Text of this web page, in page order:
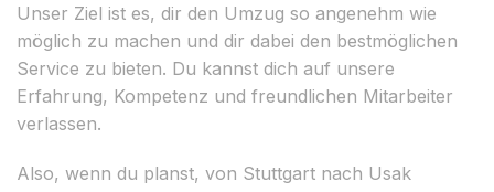
Unser Ziel ist es, dir den Umzug so angenehm wie
möglich zu machen und dir dabei den bestmöglichen
Service zu bieten. Du kannst dich auf unsere
Erfahrung, Kompetenz und freundlichen Mitarbeiter
verlassen.
Also, wenn du planst, von Stuttgart nach Usak